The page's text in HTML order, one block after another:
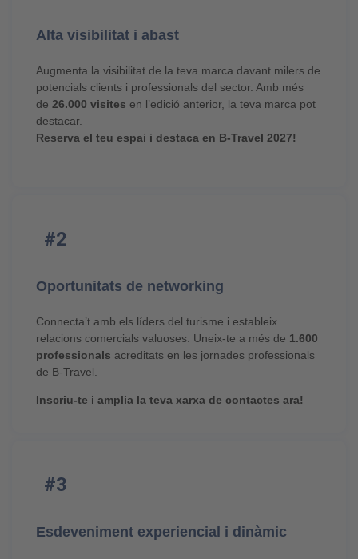
Alta visibilitat i abast
Augmenta la visibilitat de la teva marca davant milers de
potencials clients i professionals del sector. Amb més
de 26.000 visites en l’edició anterior, la teva marca pot
destacar.
Reserva el teu espai i destaca en B-Travel 2027!
#2
Oportunitats de networking
Connecta’t amb els líders del turisme i estableix
relacions comercials valuoses. Uneix-te a més de 1.600
professionals acreditats en les jornades professionals
de B-Travel.
Inscriu-te i amplia la teva xarxa de contactes ara!
#3
Esdeveniment experiencial i dinàmic